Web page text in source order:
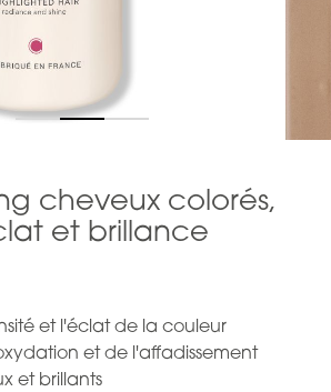
cheveux colorés,
et brillance
et l'éclat de la couleur
et de l'affadissement
et brillants